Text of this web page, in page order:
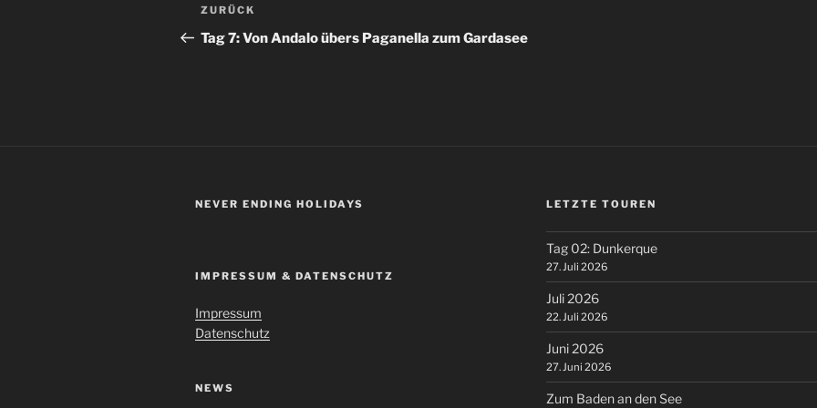
Vorheriger
Beitrag
ZURÜCK
Tag 7: Von Andalo übers Paganella zum Gardasee
NEVER ENDING HOLIDAYS
IMPRESSUM & DATENSCHUTZ
Impressum
Datenschutz
NEWS
LETZTE TOUREN
Tag 02: Dunkerque
27. Juli 2026
Juli 2026
22. Juli 2026
Juni 2026
27. Juni 2026
Zum Baden an den See